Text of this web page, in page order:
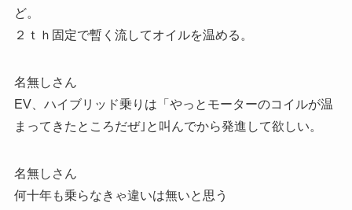
ど。
２ｔｈ固定で暫く流してオイルを温める。
名無しさん
EV、ハイブリッド乗りは「やっとモーターのコイルが温
まってきたところだぜ｣と叫んでから発進して欲しい。
名無しさん
何十年も乗らなきゃ違いは無いと思う